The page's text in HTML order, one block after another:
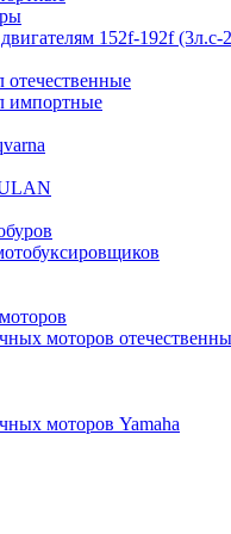
152f-192f (3л.с-
отечественные
импортные
моторов
моторов Yamaha